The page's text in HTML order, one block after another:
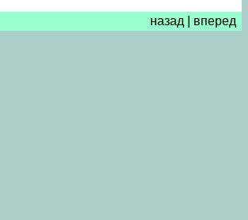
назад вперед